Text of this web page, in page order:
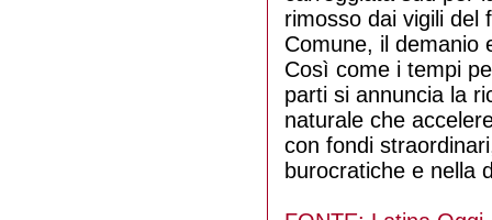
rimosso dai vigili del
Comune, il demanio
Così come i tempi
parti si annuncia la
naturale che
con fondi
burocratiche e nella